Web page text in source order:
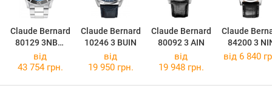
Claude Bernard
80129 3NBM
BUIB
Claude Bernard
10246 3 BUIN
Claude Bernard
80092 3 AIN
Claude
84200 3
від
43 754 грн.
від
19 950 грн.
від
19 948 грн.
від 6 840